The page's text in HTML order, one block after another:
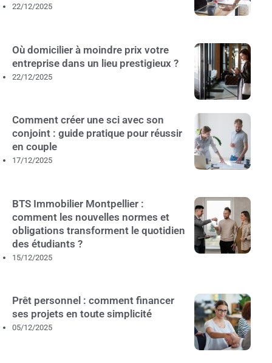
22/12/2025
Où domicilier à moindre prix votre
entreprise dans un lieu prestigieux ?
22/12/2025
Comment créer une sci avec son
conjoint : guide pratique pour réussir
en couple
17/12/2025
BTS Immobilier Montpellier :
comment les nouvelles normes et
obligations transforment le quotidien
des étudiants ?
15/12/2025
Prêt personnel : comment financer
ses projets en toute simplicité
05/12/2025